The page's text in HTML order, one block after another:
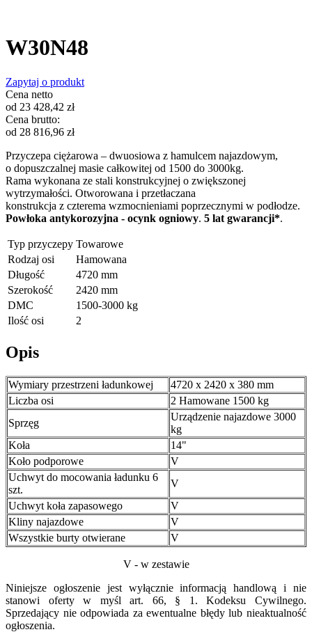
W30N48
Zapytaj o produkt
Cena netto
od 23 428,42 zł
Cena brutto:
od 28 816,96 zł
Przyczepa ciężarowa – dwuosiowa z hamulcem najazdowym,
o dopuszczalnej masie całkowitej od 1500 do 3000kg.
Rama wykonana ze stali konstrukcyjnej o zwiększonej
wytrzymałości. Otworowana i przetłaczana
konstrukcja z czterema wzmocnieniami poprzecznymi w podłodze.
Powłoka antykorozyjna - ocynk ogniowy. 5 lat gwarancji*.
Typ przyczepy Towarowe
Rodzaj osi
Hamowana
Długość
4720 mm
Szerokość
2420 mm
DMC
1500-3000 kg
Ilość osi
2
Opis
Wymiary przestrzeni ładunkowej
4720 x 2420 x 380 mm
Liczba osi
2 Hamowane 1500 kg
Sprzęg
Urządzenie najazdowe 3000
kg
Koła
14"
Koło podporowe
V
Uchwyt do mocowania ładunku 6
szt.
V
Uchwyt koła zapasowego
V
Kliny najazdowe
V
Wszystkie burty otwierane
V
V - w zestawie
Niniejsze ogłoszenie jest wyłącznie informacją handlową i nie
stanowi oferty w myśl art. 66, § 1. Kodeksu Cywilnego.
Sprzedający nie odpowiada za ewentualne błędy lub nieaktualność
ogłoszenia.